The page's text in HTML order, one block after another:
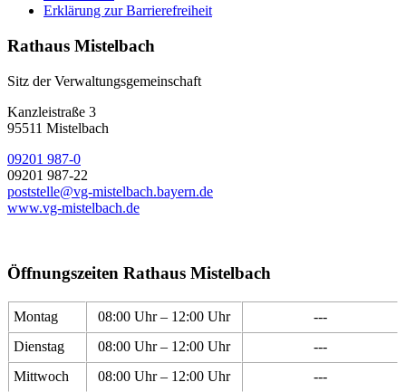
Erklärung zur Barrierefreiheit
Rathaus Mistelbach
Sitz der Verwaltungsgemeinschaft
Kanzleistraße 3
95511 Mistelbach
09201 987-0
09201 987-22
poststelle@vg-mistelbach.bayern.de
www.vg-mistelbach.de
Öffnungszeiten Rathaus Mistelbach
Montag 08:00 Uhr – 12:00 Uhr
---
Dienstag
08:00 Uhr – 12:00 Uhr
---
Mittwoch
08:00 Uhr – 12:00 Uhr
---